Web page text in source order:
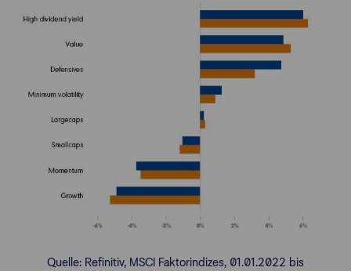
Quelle: Refinitiv, MSCI Faktorindizes, 01.01.2022 bis